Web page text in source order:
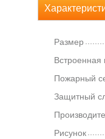
Размер
Встроенная
Пожарный
Защитный
Рисунок